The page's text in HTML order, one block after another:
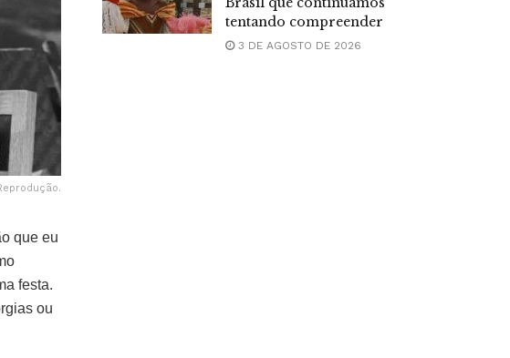
que eu
festa.
ou
tentando compreender
3 DE AGOSTO DE 2026